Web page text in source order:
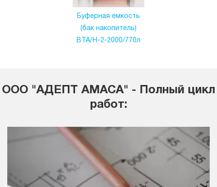
Буферная емкость
(бак накопитель)
ВТА/Н-2-2000/770л
ООО "АДЕПТ АМАСА" - Полный цикл
работ: